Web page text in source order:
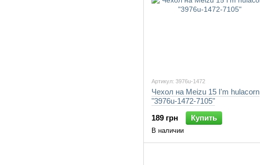
Артикул: 3976u-1472
Чехол на Meizu 15 I'm hulacorn
"3976u-1472-7105"
189 грн
Купить
В наличии